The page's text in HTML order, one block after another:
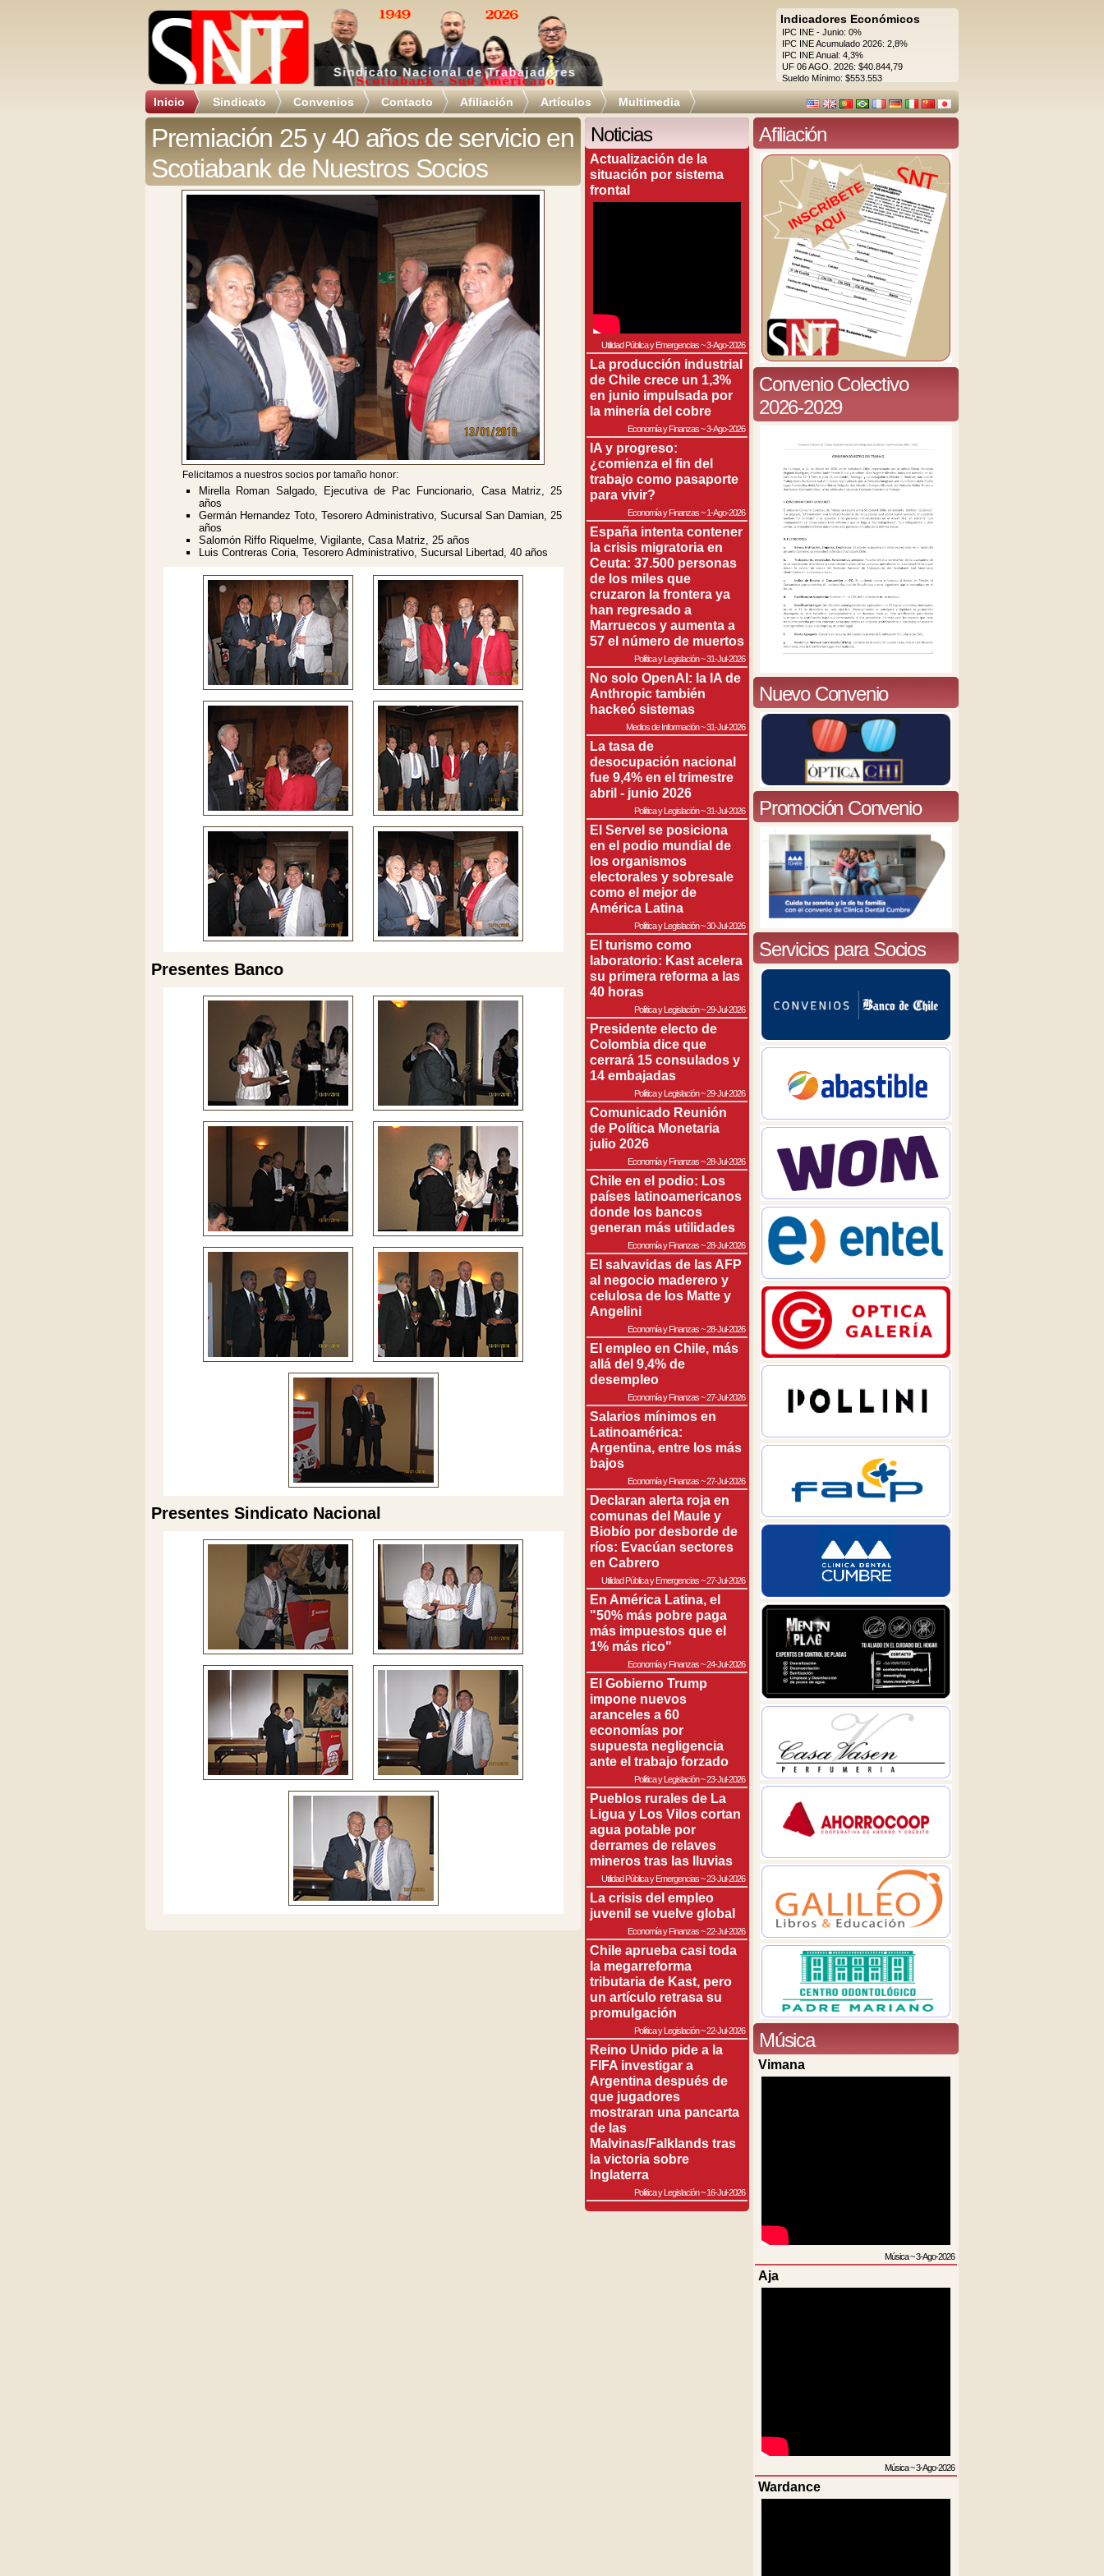
Indicadores Económicos
IPC INE - Junio: 0%
IPC INE Acumulado 2026: 2,8%
IPC INE Anual: 4,3%
UF 06 AGO. 2026: $40.844,79
Sueldo Mínimo: $553.553
Inicio Sindicato Convenios Contacto Afiliación Artículos Multimedia
Premiación 25 y 40 años de servicio en
Scotiabank de Nuestros Socios
Felicitamos a nuestros socios por tamaño honor:
Mirella Roman Salgado, Ejecutiva de Pac Funcionario, Casa Matriz, 25
años
Germán Hernandez Toto, Tesorero Administrativo, Sucursal San Damian, 25
años
Salomón Riffo Riquelme, Vigilante, Casa Matriz, 25 años
Luis Contreras Coria, Tesorero Administrativo, Sucursal Libertad, 40 años
Presentes Banco
Presentes Sindicato Nacional
Noticias
Actualización de la
situación por sistema
frontal
Utilidad Pública y Emergencias~3-Ago-2026
La producción industrial
de Chile crece un 1,3%
en junio impulsada por
la minería del cobre
Economía y Finanzas~3-Ago-2026
IA y progreso:
¿comienza el fin del
trabajo como pasaporte
para vivir?
Economía y Finanzas~1-Ago-2026
España intenta contener
la crisis migratoria en
Ceuta: 37.500 personas
de los miles que
cruzaron la frontera ya
han regresado a
Marruecos y aumenta a
57 el número de muertos
Política y Legislación~31-Jul-2026
No solo OpenAI: la IA de
Anthropic también
hackeó sistemas
Medios de Información~31-Jul-2026
La tasa de
desocupación nacional
fue 9,4% en el trimestre
abril - junio 2026
Política y Legislación~31-Jul-2026
El Servel se posiciona
en el podio mundial de
los organismos
electorales y sobresale
como el mejor de
América Latina
Política y Legislación~30-Jul-2026
El turismo como
laboratorio: Kast acelera
su primera reforma a las
40 horas
Política y Legislación~29-Jul-2026
Presidente electo de
Colombia dice que
cerrará 15 consulados y
14 embajadas
Política y Legislación~29-Jul-2026
Comunicado Reunión
de Política Monetaria
julio 2026
Economía y Finanzas~28-Jul-2026
Chile en el podio: Los
países latinoamericanos
donde los bancos
generan más utilidades
Economía y Finanzas~28-Jul-2026
El salvavidas de las AFP
al negocio maderero y
celulosa de los Matte y
Angelini
Economía y Finanzas~28-Jul-2026
El empleo en Chile, más
allá del 9,4% de
desempleo
Economía y Finanzas~27-Jul-2026
Salarios mínimos en
Latinoamérica:
Argentina, entre los más
bajos
Economía y Finanzas~27-Jul-2026
Declaran alerta roja en
comunas del Maule y
Biobío por desborde de
ríos: Evacúan sectores
en Cabrero
Utilidad Pública y Emergencias~27-Jul-2026
En América Latina, el
"50% más pobre paga
más impuestos que el
1% más rico"
Economía y Finanzas~24-Jul-2026
El Gobierno Trump
impone nuevos
aranceles a 60
economías por
supuesta negligencia
ante el trabajo forzado
Política y Legislación~23-Jul-2026
Pueblos rurales de La
Ligua y Los Vilos cortan
agua potable por
derrames de relaves
mineros tras las lluvias
Utilidad Pública y Emergencias~23-Jul-2026
La crisis del empleo
juvenil se vuelve global
Economía y Finanzas~22-Jul-2026
Chile aprueba casi toda
la megarreforma
tributaria de Kast, pero
un artículo retrasa su
promulgación
Política y Legislación~22-Jul-2026
Reino Unido pide a la
FIFA investigar a
Argentina después de
que jugadores
mostraran una pancarta
de las
Malvinas/Falklands tras
la victoria sobre
Inglaterra
Política y Legislación~16-Jul-2026
Afiliación
Convenio Colectivo
2026-2029
Nuevo Convenio
Promoción Convenio
Servicios para Socios
Música
Vimana
Música~3-Ago-2026
Aja
Música~3-Ago-2026
Wardance